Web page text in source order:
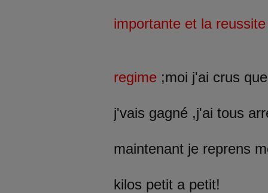
importante et la
regime ;moi j'ai crus que
j'vais gagné ,j'ai tous
maintenant je reprens
kilos petit a petit!